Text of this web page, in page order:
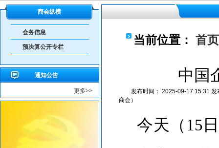
6月21日10时15分，汕头将实施防空警报试鸣！
重要提醒！中国公民近期避免前往日本
共建绿美汕头，共享生态家园——致全市企业家的...
重要提醒！在伊朗中国公民尽快撤离
密切关注超强台风“桦加沙”，注意防范
汕头将分区域、分行业、分时段实行“四停”
商会纵横
会务信息
预决算公开专栏
通知公告
更多>>
当前位置： 首页
中国
发布时间： 2025-09-17 15:31 发
商会）
今天（ 15